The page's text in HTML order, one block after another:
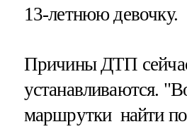
13-летнюю девочку.
Причины ДТП
устанавливаются.
маршрутки найти